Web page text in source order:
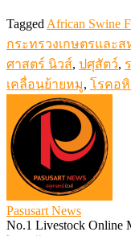
Tagged African Swine
กระทรวงเกษตรและ
ศาสตร์ นิวส์, ปศุสัตว์,
เคลื่อนย้ายหมู, โรคอ
Pasusart News
No.1 Livestock Online